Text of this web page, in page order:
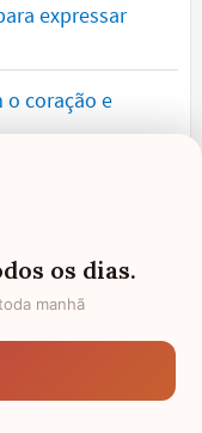
expressar
o coração e
você de
o seu amor com
corrigir erros e
os dias.
manhã